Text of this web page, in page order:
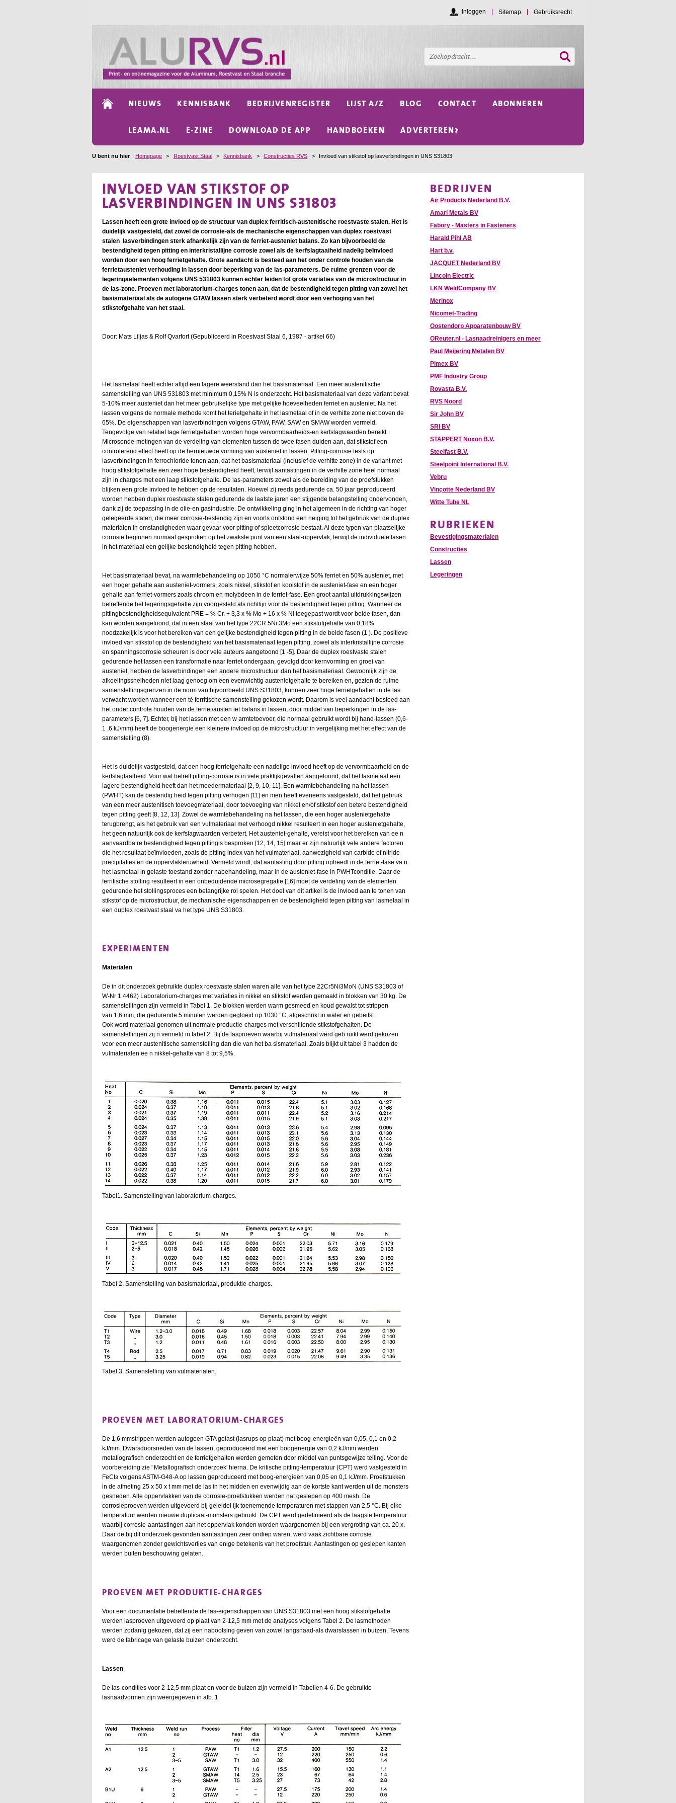
Sitemap Gebruiksrecht
Inloggen
NIEUWS KENNISBANK BEDRIJVENREGISTER LIJST A/Z BLOG CONTACT ABONNEREN
LEAMA.NL E-ZINE DOWNLOAD DE APP HANDBOEKEN ADVERTEREN?
U bent nu hier Homepage > Roestvast Staal > Kennisbank > Constructies RVS > Invloed van stikstof op lasverbindingen in UNS S31803
INVLOED VAN STIKSTOF OP
LASVERBINDINGEN IN UNS S31803
Lassen heeft een grote invloed op de structuur van duplex ferritisch-austenitische roestvaste stalen. Het is
duidelijk vastgesteld, dat zowel de corrosie-als de mechanische eigenschappen van duplex roestvast
stalen lasverbindingen sterk afhankelijk zijn van de ferriet-austeniet balans. Zo kan bijvoorbeeld de
bestendigheid tegen pitting en interkristallijne corrosie zowel als de kerfslagtaaiheid nadelig beïnvloed
worden door een hoog ferrietgehalte. Grote aandacht is besteed aan het onder controle houden van de
ferrietausteniet verhouding in lassen door beperking van de las-parameters. De ruime grenzen voor de
legeringaelementen volgens UNS 531803 kunnen echter leiden tot grote variaties van de microstructuur in
de las-zone. Proeven met laboratorium-charges tonen aan, dat de bestendigheid tegen pitting van zowel het
basismateriaal als de autogene GTAW lassen sterk verbeterd wordt door een verhoging van het
stikstofgehalte van het staal.
Door: Mats Liljas & Rolf Qvarfort (Gepubliceerd in Roestvast Staal 6, 1987 - artikel 66)
Het lasmetaal heeft echter altijd een lagere weerstand dan het basismateriaal. Een meer austenitische
samenstelling van UNS 531803 met minimum 0,15% N is onderzocht. Het basismateriaal van deze variant bevat
5-10% meer austeniet dan het meer gebruikelijke type met gelijke hoeveelheden ferriet en austeniet. Na het
lassen volgens de normale methode komt het terietgehalte in het lasmetaal of in de verhitte zone niet boven de
65%. De eigenschappen van lasverbindingen volgens GTAW, PAW, SAW en SMAW worden vermeld.
Tengevolge van relatief lage ferrietgehalten worden hoge vervormbaarheids-en kerfslagwaarden bereikt.
Microsonde-metingen van de verdeling van elementen tussen de twee fasen duiden aan, dat stikstof een
controlerend effect heeft op de hernieuwde vorming van austeniet in lassen. Pitting-corrosie tests op
lasverbindingen in ferrochloride tonen aan, dat het basismateriaal (inclusief de verhitte zone) in de variant met
hoog stikstofgehalte een zeer hoge bestendigheid heeft, terwijl aantastingen in de verhitte zone heel normaal
zijn in charges met een laag stikstofgehalte. De las-parameters zowel als de bereiding van de proefstukken
blijken een grote invloed te hebben op de resultaten. Hoewel zij reeds gedurende ca. 50 jaar geproduceerd
worden hebben duplex roestvaste stalen gedurende de laatste jaren een stijgende belangstelling ondervonden,
dank zij de toepassing in de olie-en gasindustrie. De ontwikkeling ging in het algemeen in de richting van hoger
gelegeerde stalen, die meer corrosie-bestendig zijn en voorts ontstond een neiging tot het gebruik van de duplex
materialen in omstandigheden waar gevaar voor pitting of spleetcorrosie bestaat. Al deze typen van plaatselijke
corrosie beginnen normaal gesproken op het zwakste punt van een staal-oppervlak, terwijl de individuele fasen
in het materiaal een gelijke bestendigheid tegen pitting hebben.
Het basismateriaal bevat, na warmtebehandeling op 1050 °C normalerwijze 50% ferriet en 50% austeniet, met
een hoger gehalte aan austeniet-vormers, zoals nikkel, stikstof en koolstof in de austeniet-fase en een hoger
gehalte aan ferriet-vormers zoals chroom en molybdeen in de ferriet-fase. Een groot aantal uitdrukkingswijzen
betreffende het legeringsgehalte zijn voorgesteld als richtlijn voor de bestendigheid tegen pitting. Wanneer de
pittingbestendigheidsequivalent PRE = % Cr. + 3,3 x % Mo + 16 x % Ni toegepast wordt voor beide fasen, dan
kan worden aangetoond, dat in een staal van het type 22CR 5Ni 3Mo een stikstofgehalte van 0,18%
noodzakelijk is voor het bereiken van een gelijke bestendigheid tegen pitting in de beide fasen (1 ). De positieve
invloed van stikstof op de bestendigheid van het basismateriaal tegen pitting, zowel als interkristallijne corrosie
en spanningscorrosie scheuren is door vele auteurs aangetoond [1 -5]. Daar de duplex roestvaste stalen
gedurende het lassen een transformatie naar ferriet ondergaan, gevolgd door kernvorming en groei van
austeniet, hebben de lasverbindingen een andere microstructuur dan het basismateriaal. Gewoonlijk zijn de
afkoelingssnelheden niet laag genoeg om een evenwichtig austenietgehalte te bereiken en, gezien de ruime
samenstellingsgrenzen in de norm van bijvoorbeeld UNS S31803, kunnen zeer hoge ferrietgehalten in de las
verwacht worden wanneer een tè ferritische samenstelling gekozen wordt. Daarom is veel aandacht besteed aan
het onder controle houden van de ferriet/austen iet balans in lassen, door middel van beperkingen in de las-
parameters [6, 7]. Echter, bij het lassen met een w armtetoevoer, die normaal gebruikt wordt bij hand-lassen (0,6-
1 ,6 kJ/mm) heeft de boogenergie een kleinere invloed op de microstructuur in vergelijking met het effect van de
samenstelling (8).
Het is duidelijk vastgesteld, dat een hoog ferrietgehalte een nadelige invloed heeft op de vervormbaarheid en de
kerfslagtaaiheid. Voor wat betreft pitting-corrosie is in vele praktijkgevallen aangetoond, dat het lasmetaal een
lagere bestendigheid heeft dan het moedermateriaal [2, 9, 10, 11]. Een warmtebehandeling na het lassen
(PWHT) kan de bestendig heid tegen pitting verhogen [11] en men heeft eveneens vastgesteld, dat het gebruik
van een meer austenitisch toevoegmateriaal, door toevoeging van nikkel en/of stikstof een betere bestendigheid
tegen pitting geeft [8, 12, 13]. Zowel de warmtebehandeling na het lassen, die een hoger austenietgehalte
terugbrengt, als het gebruik van een vulmateriaal met verhoogd nikkel resulteert in een hoger austenietgehalte,
het geen natuurlijk ook de kerfslagwaarden verbetert. Het austeniet-gehalte, vereist voor het bereiken van ee n
aanvaardba re bestendigheid tegen pittingis besproken [12, 14, 15] maar er zijn natuurlijk vele andere factoren
die het resultaat beïnvloeden, zoals de pitting index van het vulmateriaal, aanwezigheid van carbide of nitride
precipitaties en de oppervlakteruwheid. Vermeld wordt, dat aantasting door pitting optreedt in de ferriet-fase va n
het lasmetaal in gelaste toestand zonder nabehandeling, maar in de austeniet-fase in PWHTconditie. Daar de
ferritische stolling resulteert in een onbeduidende microsegregatie [16] moet de verdeling van de elementen
gedurende het stollingsproces een belangrijke rol spelen. Het doel van dit artikel is de invloed aan te tonen van
stikstof op de microstructuur, de mechanische eigenschappen en de bestendigheid tegen pitting van lasmetaal in
een duplex roestvast staal va het type UNS S31803.
EXPERIMENTEN
Materialen
De in dit onderzoek gebruikte duplex roestvaste stalen waren alle van het type 22Cr5Ni3MoN (UNS S31803 of
W-Nr 1.4462) Laboratorium-charges met variaties in nikkel en stikstof werden gemaakt in blokken van 30 kg. De
samenstellingen zijn vermeld in Tabel 1. De blokken werden warm gesmeed en koud gewalst tot strippen
van 1,6 mm, die gedurende 5 minuten werden gegloeid op 1030 °C, afgeschrikt in water en gebeitst.
Ook werd materiaal genomen uit normale productie-charges met verschillende stikstofgehalten. De
samenstellingen zij n vermeld in tabel 2. Bij de lasproeven waarbij vulmateriaal werd geb ruikt werd gekozen
voor een meer austenitische samenstelling dan die van het ba sismateriaal. Zoals blijkt uit tabel 3 hadden de
vulmaterialen ee n nikkel-gehalte van 8 tot 9,5%.
Tabel1. Samenstelling van laboratorium-charges.
Tabel 2. Samenstelling van basismateriaal, produktie-charges.
Tabel 3. Samenstelling van vulmaterialen.
PROEVEN MET LABORATORIUM-CHARGES
De 1,6 mmstrippen werden autogeen GTA gelast (lasrups op plaat) met boog-energieën van 0,05, 0,1 en 0,2
kJ/mm. Dwarsdoorsneden van de lassen, geproduceerd met een boogenergie van 0,2 kJ/mm werden
metallografisch onderzocht en de ferrietgehalten werden gemeten door middel van puntsgewijze telling. Voor de
voorbereiding zie ' Metallografisch onderzoek' hierna. De kritische pitting-temperatuur (CPT) werd vastgesteld in
FeCI 3 volgens ASTM-G48-A op lassen geproduceerd met boog-energieën van 0,05 en 0,1 kJ/mm. Proefstukken
in de afmeting 25 x 50 x t mm met de las in het midden en evenwijdig aan de kortste kant werden uit de monsters
gesneden. Alle oppervlakken van de corrosie-proefstukken werden nat geslepen op 400 mesh. De
corrosieproeven werden uitgevoerd bij geleidel ijk toenemende temperaturen met stappen van 2,5 °C. Bij elke
temperatuur werden nieuwe duplicaat-monsters gebruikt. De CPT werd gedefinieerd als de laagste temperatuur
waarbij corrosie-aantastingen aan het oppervlak konden worden waargenomen bij een vergroting van ca. 20 x.
Daar de bij dit onderzoek gevonden aantastingen zeer ondiep waren, werd vaak zichtbare corrosie
waargenomen zonder gewichtsverlies van enige betekenis van het proefstuk. Aantastingen op geslepen kanten
werden buiten beschouwing gelaten.
PROEVEN MET PRODUKTIE-CHARGES
Voor een documentatie betreffende de las-eigenschappen van UNS S31803 met een hoog stikstofgehalte
werden lasproeven uitgevoerd op plaat van 2-12,5 mm met de analyses volgens Tabel 2. De lasmethoden
werden zodanig gekozen, dat zij een nabootsing geven van zowel langsnaad-als dwarslassen in buizen. Tevens
werd de fabricage van gelaste buizen onderzocht.
Lassen
De las-condities voor 2-12,5 mm plaat en voor de buizen zijn vermeld in Tabellen 4-6. De gebruikte
lasnaadvormen zijn weergegeven in afb. 1.
BEDRIJVEN
Air Products Nederland B.V.
Amari Metals BV
Fabory - Masters in Fasteners
Harald Pihl AB
Hart b.v.
JACQUET Nederland BV
Lincoln Electric
LKN WeldCompany BV
Merinox
Nicomet-Trading
Oostendorp Apparatenbouw BV
OReuter.nl - Lasnaadreinigers en meer
Paul Meijering Metalen BV
Pimex BV
PMF Industry Group
Rovasta B.V.
RVS Noord
Sir John BV
SRI BV
STAPPERT Noxon B.V.
Steelfast B.V.
Steelpoint International B.V.
Vebru
Vinçotte Nederland BV
Witte Tube NL
RUBRIEKEN
Bevestigingsmaterialen
Constructies
Lassen
Legeringen